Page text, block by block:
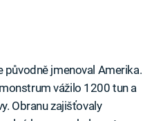
původně jmenoval Amerika.
vážilo 1200 tun a
Obranu zajišťovaly